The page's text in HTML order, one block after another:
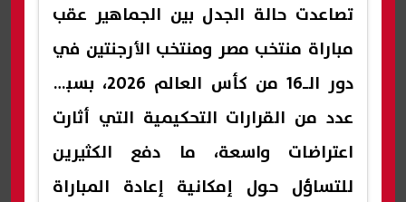
تصاعدت حالة الجدل بين الجماهير عقب
مباراة منتخب مصر ومنتخب الأرجنتين في
دور الـ16 من كأس العالم 2026، بسبب
عدد من القرارات التحكيمية التي أثارت
اعتراضات واسعة، ما دفع الكثيرين
للتساؤل حول إمكانية إعادة المباراة